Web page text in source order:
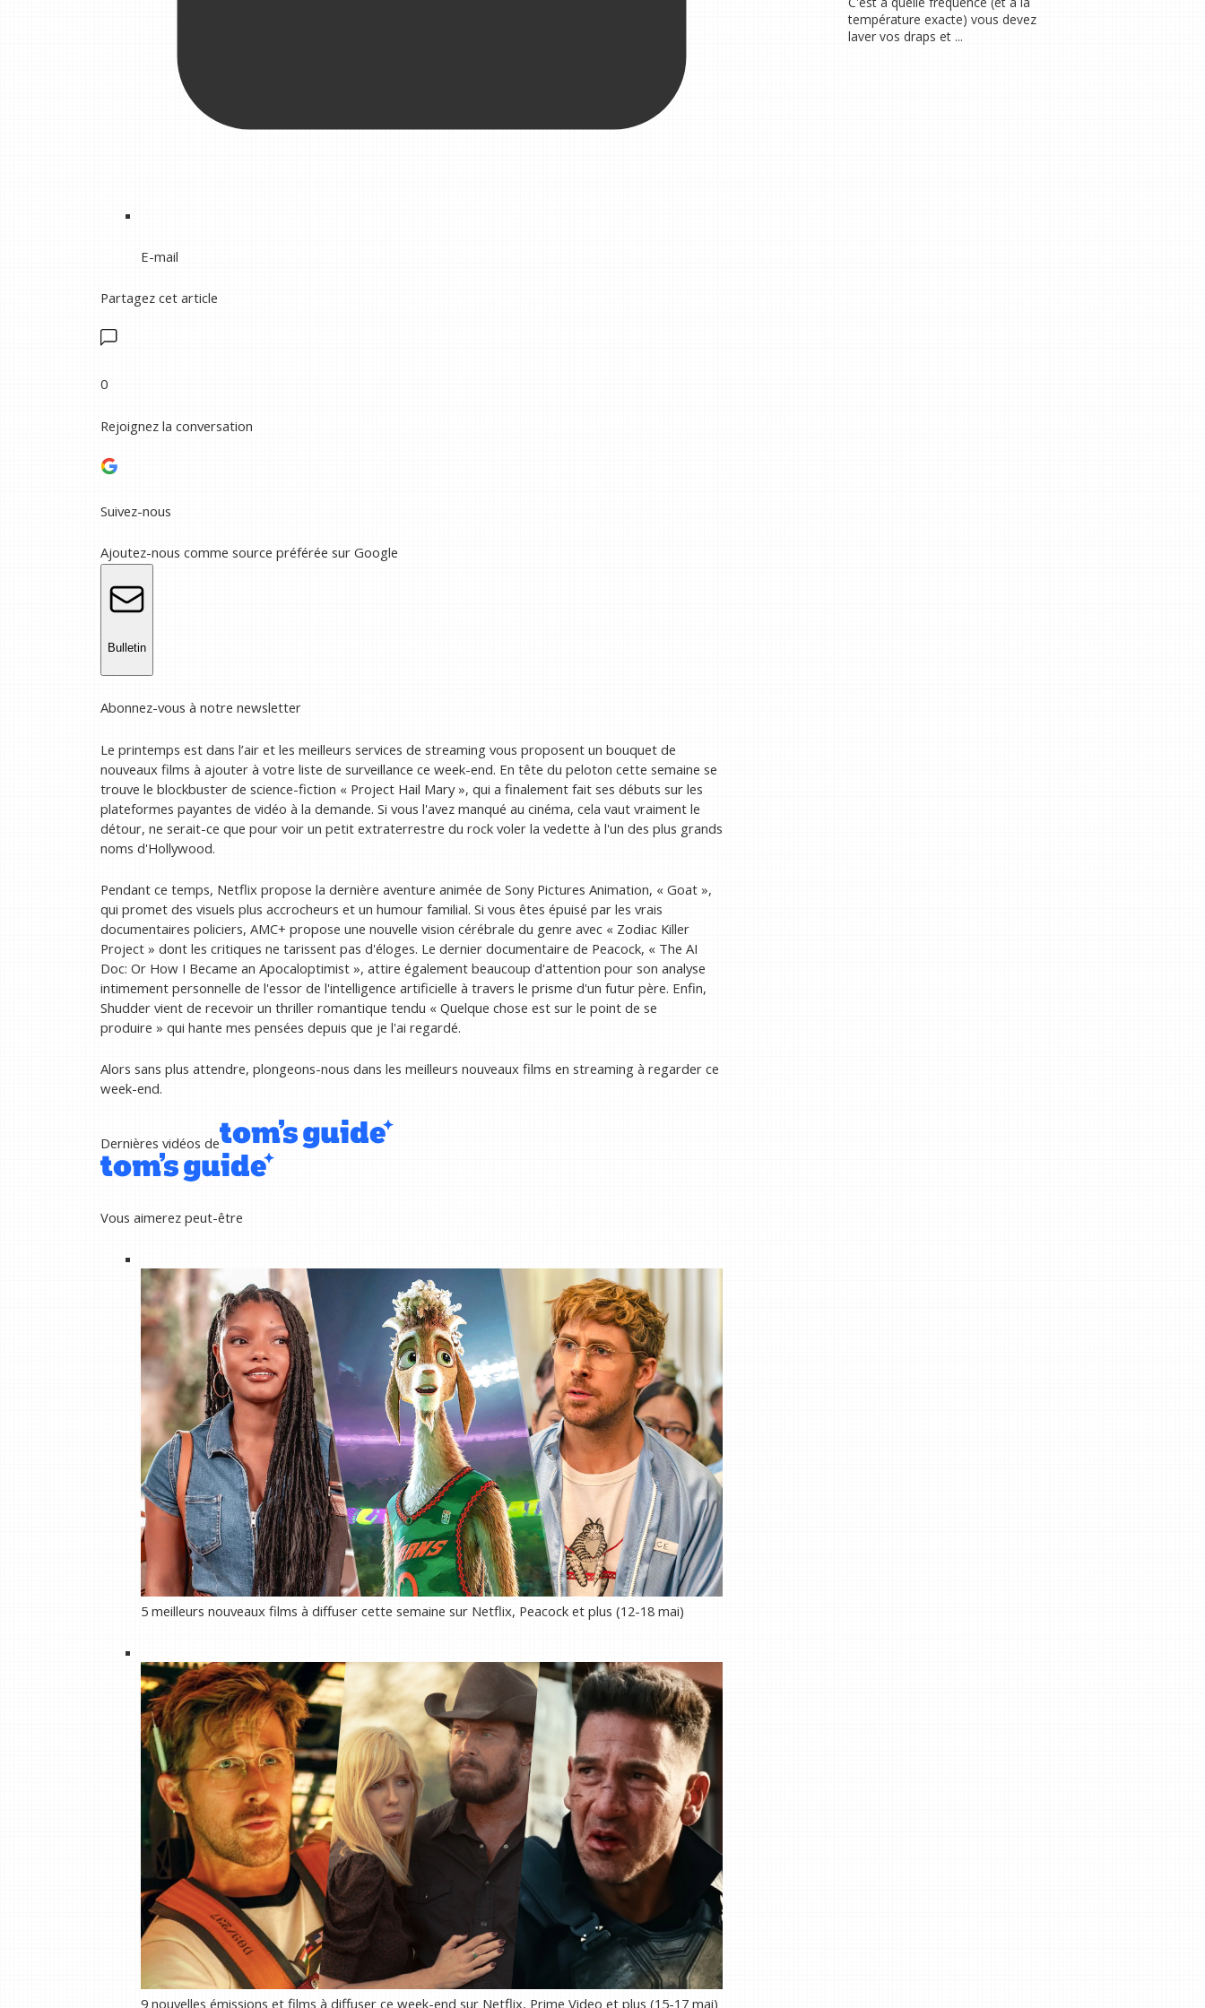
E-mail
Partagez cet article
0
Rejoignez la conversation
Suivez-nous
Ajoutez-nous comme source préférée sur Google
Bulletin
Abonnez-vous à notre newsletter
Le printemps est dans l’air et les meilleurs services de streaming vous proposent un bouquet de
nouveaux films à ajouter à votre liste de surveillance ce week-end. En tête du peloton cette semaine se
trouve le blockbuster de science-fiction « Project Hail Mary », qui a finalement fait ses débuts sur les
plateformes payantes de vidéo à la demande. Si vous l'avez manqué au cinéma, cela vaut vraiment le
détour, ne serait-ce que pour voir un petit extraterrestre du rock voler la vedette à l'un des plus grands
noms d'Hollywood.
Pendant ce temps, Netflix propose la dernière aventure animée de Sony Pictures Animation, « Goat »,
qui promet des visuels plus accrocheurs et un humour familial. Si vous êtes épuisé par les vrais
documentaires policiers, AMC+ propose une nouvelle vision cérébrale du genre avec « Zodiac Killer
Project » dont les critiques ne tarissent pas d'éloges. Le dernier documentaire de Peacock, « The AI ​​
Doc: Or How I Became an Apocaloptimist », attire également beaucoup d'attention pour son analyse
intimement personnelle de l'essor de l'intelligence artificielle à travers le prisme d'un futur père. Enfin,
Shudder vient de recevoir un thriller romantique tendu « Quelque chose est sur le point de se
produire » qui hante mes pensées depuis que je l'ai regardé.
Alors sans plus attendre, plongeons-nous dans les meilleurs nouveaux films en streaming à regarder ce
week-end.
Dernières vidéos de
Vous aimerez peut-être
5 meilleurs nouveaux films à diffuser cette semaine sur Netflix, Peacock et plus (12-18 mai)
9 nouvelles émissions et films à diffuser ce week-end sur Netflix, Prime Video et plus (15-17 mai)
température exacte) vous devez
laver vos draps et ...